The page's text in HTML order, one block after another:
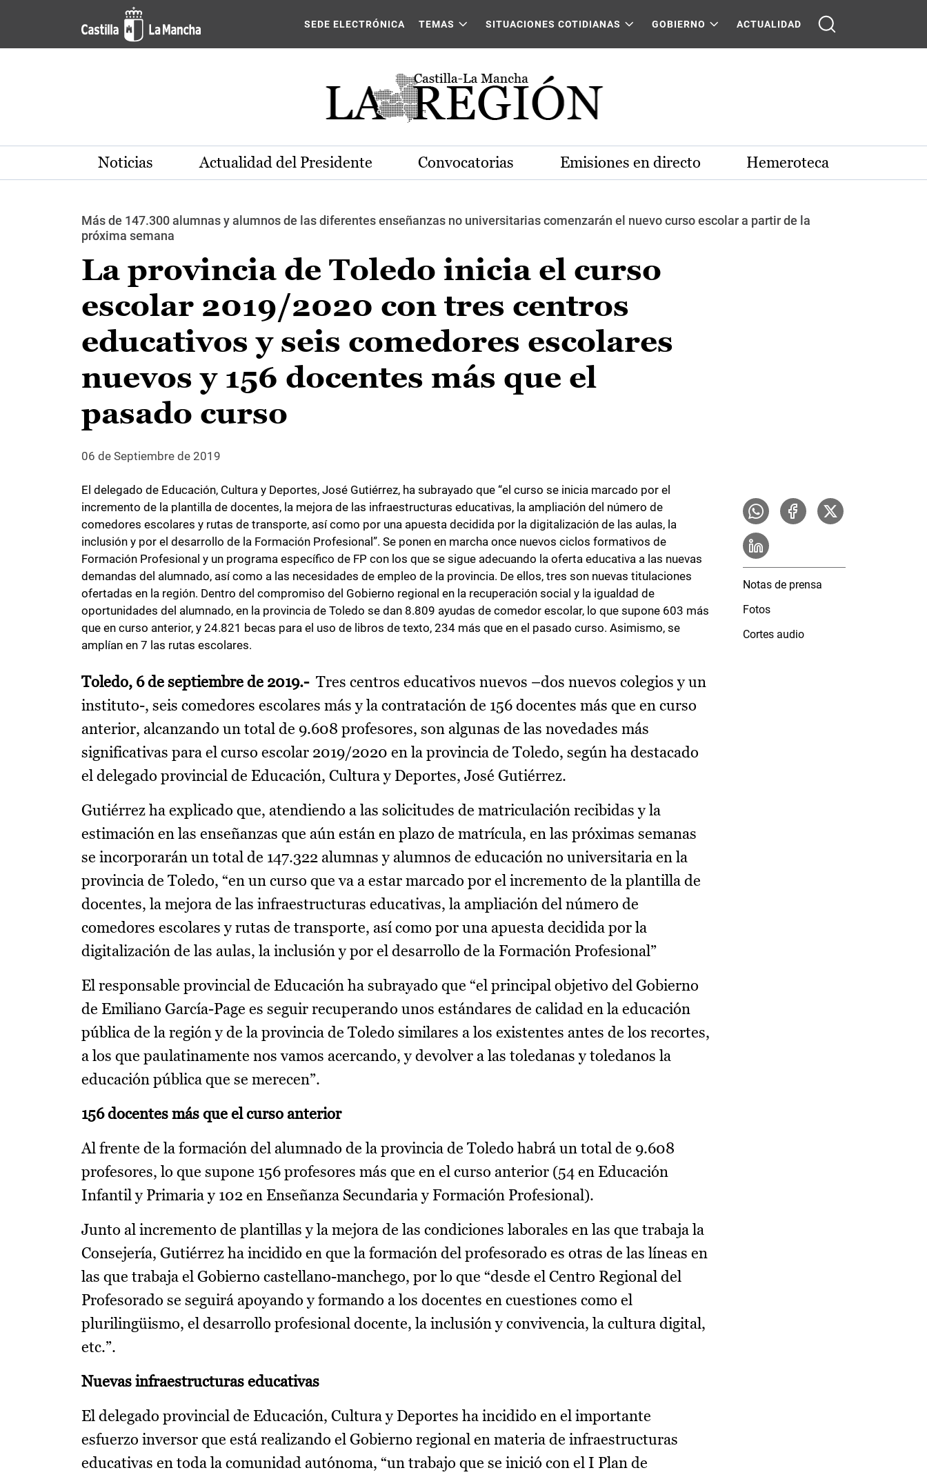
Pasar al contenido principal
SEDE ELECTRÓNICA TEMAS SITUACIONES COTIDIANAS GOBIERNO ACTUALIDAD
Noticias Actualidad del Presidente Convocatorias Emisiones en directo Hemeroteca
Más de 147.300 alumnas y alumnos de las diferentes enseñanzas no universitarias comenzarán el nuevo curso escolar a partir de la
próxima semana
La provincia de Toledo inicia el curso
escolar 2019/2020 con tres centros
educativos y seis comedores escolares
nuevos y 156 docentes más que el
pasado curso
06 de Septiembre de 2019
El delegado de Educación, Cultura y Deportes, José Gutiérrez, ha subrayado que “el curso se inicia marcado por el
incremento de la plantilla de docentes, la mejora de las infraestructuras educativas, la ampliación del número de
comedores escolares y rutas de transporte, así como por una apuesta decidida por la digitalización de las aulas, la
inclusión y por el desarrollo de la Formación Profesional”. Se ponen en marcha once nuevos ciclos formativos de
Formación Profesional y un programa específico de FP con los que se sigue adecuando la oferta educativa a las nuevas
demandas del alumnado, así como a las necesidades de empleo de la provincia. De ellos, tres son nuevas titulaciones
ofertadas en la región. Dentro del compromiso del Gobierno regional en la recuperación social y la igualdad de
oportunidades del alumnado, en la provincia de Toledo se dan 8.809 ayudas de comedor escolar, lo que supone 603 más
que en curso anterior, y 24.821 becas para el uso de libros de texto, 234 más que en el pasado curso. Asimismo, se
amplían en 7 las rutas escolares.
Toledo, 6 de septiembre de 2019.- Tres centros educativos nuevos –dos nuevos colegios y un
instituto-, seis comedores escolares más y la contratación de 156 docentes más que en curso
anterior, alcanzando un total de 9.608 profesores, son algunas de las novedades más
significativas para el curso escolar 2019/2020 en la provincia de Toledo, según ha destacado
el delegado provincial de Educación, Cultura y Deportes, José Gutiérrez.
Gutiérrez ha explicado que, atendiendo a las solicitudes de matriculación recibidas y la
estimación en las enseñanzas que aún están en plazo de matrícula, en las próximas semanas
se incorporarán un total de 147.322 alumnas y alumnos de educación no universitaria en la
provincia de Toledo, “en un curso que va a estar marcado por el incremento de la plantilla de
docentes, la mejora de las infraestructuras educativas, la ampliación del número de
comedores escolares y rutas de transporte, así como por una apuesta decidida por la
digitalización de las aulas, la inclusión y por el desarrollo de la Formación Profesional”
El responsable provincial de Educación ha subrayado que “el principal objetivo del Gobierno
de Emiliano García-Page es seguir recuperando unos estándares de calidad en la educación
pública de la región y de la provincia de Toledo similares a los existentes antes de los recortes,
a los que paulatinamente nos vamos acercando, y devolver a las toledanas y toledanos la
educación pública que se merecen”.
156 docentes más que el curso anterior
Al frente de la formación del alumnado de la provincia de Toledo habrá un total de 9.608
profesores, lo que supone 156 profesores más que en el curso anterior (54 en Educación
Infantil y Primaria y 102 en Enseñanza Secundaria y Formación Profesional).
Junto al incremento de plantillas y la mejora de las condiciones laborales en las que trabaja la
Consejería, Gutiérrez ha incidido en que la formación del profesorado es otras de las líneas en
las que trabaja el Gobierno castellano-manchego, por lo que “desde el Centro Regional del
Profesorado se seguirá apoyando y formando a los docentes en cuestiones como el
plurilingüismo, el desarrollo profesional docente, la inclusión y convivencia, la cultura digital,
etc.”.
Nuevas infraestructuras educativas
El delegado provincial de Educación, Cultura y Deportes ha incidido en el importante
esfuerzo inversor que está realizando el Gobierno regional en materia de infraestructuras
educativas en toda la comunidad autónoma, “un trabajo que se inició con el I Plan de
Notas de prensa
Fotos
Cortes audio